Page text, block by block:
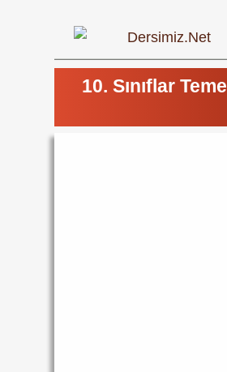
10. Sınıflar